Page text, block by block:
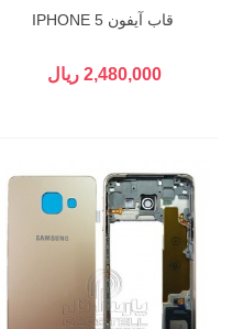
قاب آیفون 5 IPHONE
2,480,000 ریال